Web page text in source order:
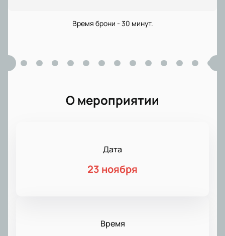
Время брони - 30 минут.
О мероприятии
Дата
23 ноября
Время